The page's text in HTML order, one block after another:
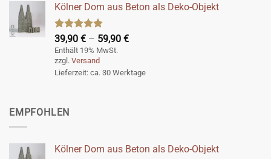
Kölner Dom aus Beton als Deko-Objekt
Bewertet
mit5.00
von 5
39,90 € – 59,90 €Preisspanne:
59,90 €
Enthält 19% MwSt.
zzgl. Versand
Lieferzeit: ca. 30 Werktage
EMPFOHLEN
Kölner Dom aus Beton als Deko-Objekt